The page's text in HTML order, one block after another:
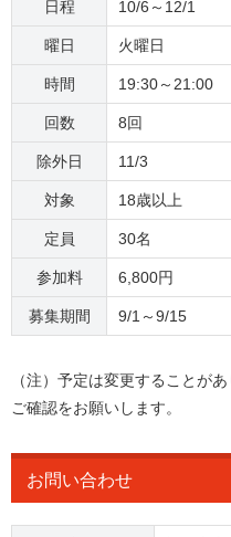
日程 10/6～12/1
曜日 火曜日
時間 19:30～21:00
回数 8回
除外日 11/3
対象 18歳以上
定員 30名
参加料 6,800円
募集期間 9/1～9/15
（注）予定は変更することが
ご確認をお願いします。
お問い合わせ